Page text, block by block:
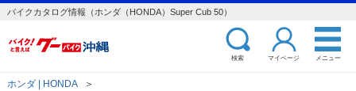
バイクカタログ情報（ホンダ（HONDA）Super Cub 50）
検索 マイページ メニュー
ホンダ | HONDA ＞